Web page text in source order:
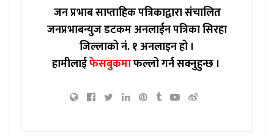
जन प्रभाब साप्ताहिक पत्रिकाद्वारा संचालित
जनप्रभाबन्युज डटकम अनलाईन पत्रिका सिरहा
जिल्लाको नं. १ अनलाइन हो ।
हामीलाईफेसबुकमाफल्लो गर्न सक्नुहुन्छ ।